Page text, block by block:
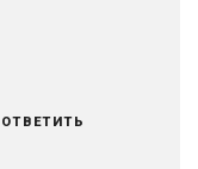
ОТВЕТИТЬ